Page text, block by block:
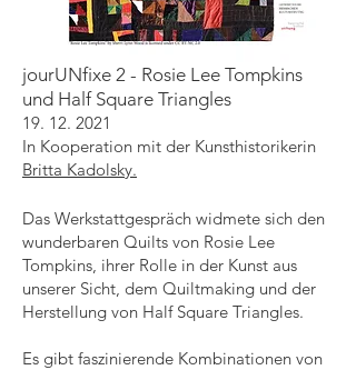
jourUNfixe 2 - Rosie Lee Tompkins
und Half Square Triangles
19. 12. 2021
In Kooperation mit der Kunsthistorikerin
Britta Kadolsky.
Das Werkstattgespräch widmete sich den
wunderbaren Quilts von Rosie Lee
Tompkins, ihrer Rolle in der Kunst aus
unserer Sicht, dem Quiltmaking und der
Herstellung von Half Square Triangles.
Es gibt faszinierende Kombinationen von